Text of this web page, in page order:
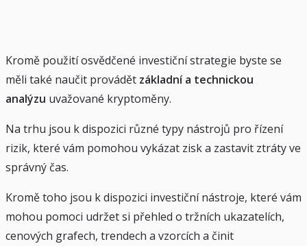
Kromě použití osvědčené investiční strategie byste se
měli také naučit provádět základní a technickou
analýzu uvažované kryptoměny.
Na trhu jsou k dispozici různé typy nástrojů pro řízení
rizik, které vám pomohou vykázat zisk a zastavit ztráty ve
správný čas.
Kromě toho jsou k dispozici investiční nástroje, které vám
mohou pomoci udržet si přehled o tržních ukazatelích,
cenových grafech, trendech a vzorcích a činit